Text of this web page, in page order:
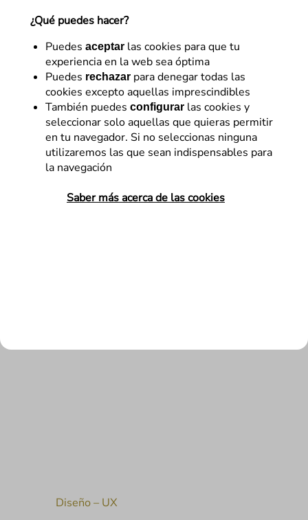
¿Qué puedes hacer?
Puedes aceptar las cookies para que tu
experiencia en la web sea óptima
Puedes rechazar para denegar todas las
cookies excepto aquellas imprescindibles
También puedes configurar las cookies y
seleccionar solo aquellas que quieras permitir
en tu navegador. Si no seleccionas ninguna
utilizaremos las que sean indispensables para
la navegación
Saber más acerca de las cookies
E-commerce
El ratio de aceptación de
cookies también se puede
medir
Te explicamos cómo hemos readaptado
Diseño – UX